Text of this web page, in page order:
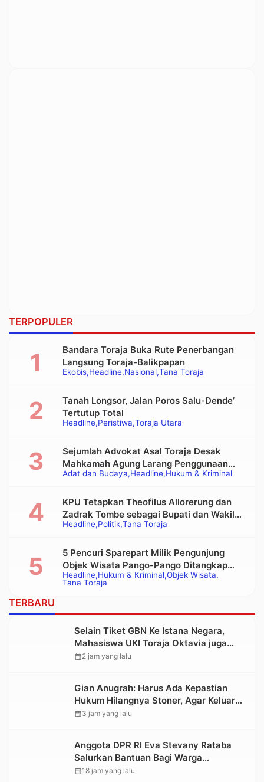
TERPOPULER
Ekobis Headline Nasional Tana Toraja
Bandara Toraja Buka Rute Penerbangan
Langsung Toraja-Balikpapan
Headline Peristiwa Toraja Utara
Tanah Longsor, Jalan Poros Salu-Dende’
Tertutup Total
Adat dan Budaya Headline Hukum & Kriminal
Sejumlah Advokat Asal Toraja Desak
Mahkamah Agung Larang Penggunaan
Alat Berat pada Eksekusi Rumah Adat
Headline Politik Tana Toraja
KPU Tetapkan Theofilus Allorerung dan
Zadrak Tombe sebagai Bupati dan Wakil
Bupati Tana Toraja Terpilih
Headline Hukum & Kriminal Objek Wisata
Tana Toraja
5 Pencuri Sparepart Milik Pengunjung
Objek Wisata Pango-Pango Ditangkap
Polisi
TERBARU
Selain Tiket GBN Ke Istana Negara,
Mahasiswa UKI Toraja Oktavia juga
Lolos ke Pekan Seni Mahasiswa
calendar_month2 jam yang lalu
Gian Anugrah: Harus Ada Kepastian
Hukum Hilangnya Stoner, Agar Keluarga
tidak Larut dalam Trauma dan
calendar_month3 jam yang lalu
Anggota DPR RI Eva Stevany Rataba
Salurkan Bantuan Bagi Warga
Terdampak Longsor di Buntu Pepasan
calendar_month18 jam yang lalu